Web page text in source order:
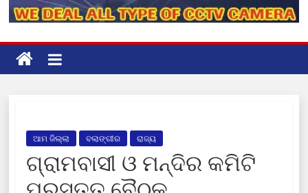
ଆମ ଜିଲ୍ଲା ବଲାଙ୍ଗୀର ରାଜ୍ୟ
ଗ୍ରାମବାସୀ ଓ ମନ୍ଦିର କମିଟି